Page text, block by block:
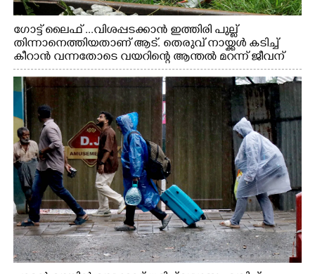
ഗോട്ട് ലൈഫ് ...വിശപ്പടക്കാൻ ഇത്തിരി പുല്ല്
തിന്നാനെത്തിയതാണ് ആട്. തെരുവ് നായ്ക്കൾ കടിച്ച്
കീറാൻ വന്നതോടെ വയറിന്റെ ആന്തൽ മറന്ന് ജീവന്
വേണ്ടിയായി ഓട്ടം. എറണാകുളം വാത്തുരുത്തിയിൽ
നിന്നുള്ള കാഴ്ച